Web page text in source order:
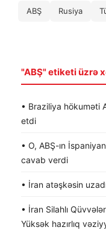
ABŞ Rusiya
"ABŞ" etiketi üzrə
• Braziliya hökuməti
etdi
• O, ABŞ-ın
cavab verdi
• İran atəşkəsin
• İran Silahlı
Yüksək hazırlıq